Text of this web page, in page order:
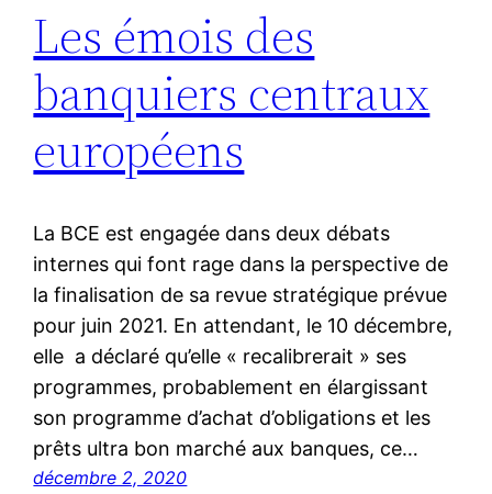
Les émois des
banquiers centraux
européens
La BCE est engagée dans deux débats
internes qui font rage dans la perspective de
la finalisation de sa revue stratégique prévue
pour juin 2021. En attendant, le 10 décembre,
elle a déclaré qu’elle « recalibrerait » ses
programmes, probablement en élargissant
son programme d’achat d’obligations et les
prêts ultra bon marché aux banques, ce…
décembre 2, 2020